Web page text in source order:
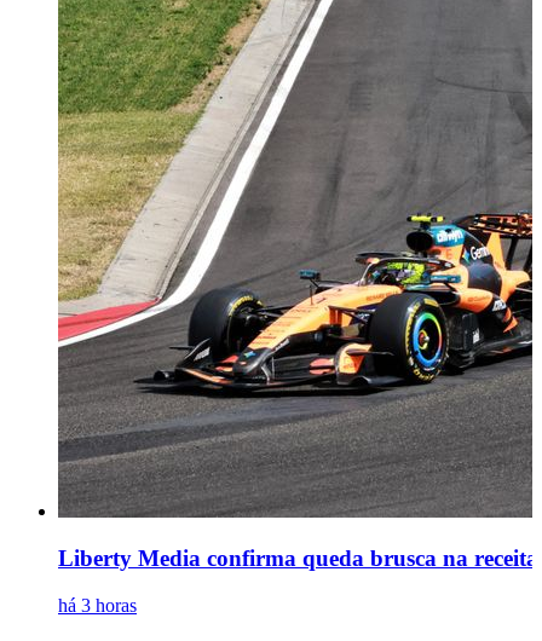
Liberty Media confirma queda brusca na receita
há 3 horas